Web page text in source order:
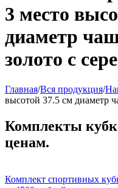
3 место
диаметр
золото с
Главная/Вся продукция/
высотой 37.5 см диаметр
Комплекты
ценам.
Комплект спортивных